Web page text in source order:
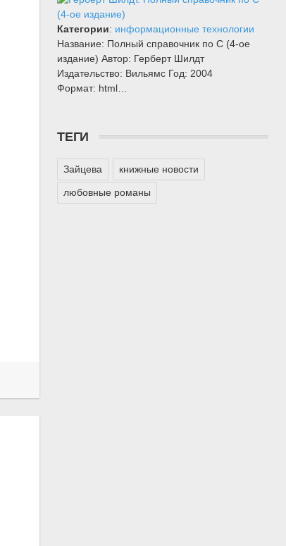
Категории: информационные технологии
Название: Полный справочник по С (4-ое
издание) Автор: Герберт Шилдт
Издательство: Вильямс Год: 2004
Формат: html…
ТЕГИ
Зайцева книжные новости
любовные романы